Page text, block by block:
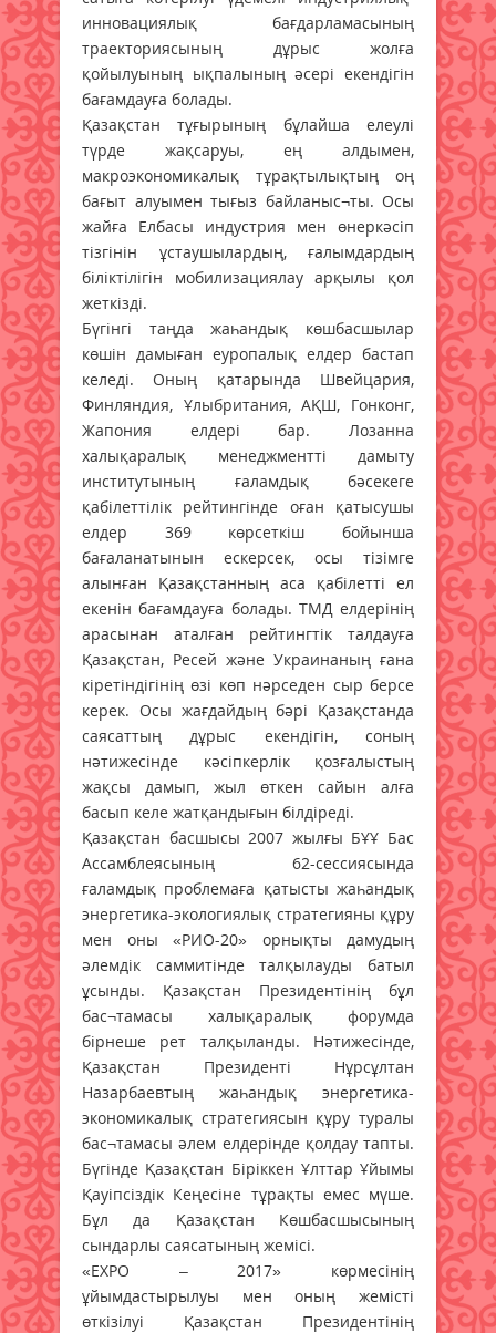
инновациялық бағдарламасының
траекториясының дұрыс жолға
қойылуының ықпалының әсері екендігін
бағамдауға болады.
Қазақстан тұғырының бұлайша елеулі
түрде жақсаруы, ең алдымен,
макроэкономикалық тұрақтылықтың оң
бағыт алуымен тығыз байланыс¬ты. Осы
жайға Елбасы индустрия мен өнеркәсіп
тізгінін ұстаушылардың, ғалымдардың
біліктілігін мобилизациялау арқылы қол
жеткізді.
Бүгінгі таңда жаһандық көшбасшылар
көшін дамыған еуропалық елдер бастап
келеді. Оның қатарында Швейцария,
Финляндия, Ұлыбритания, АҚШ, Гонконг,
Жапония елдері бар. Лозанна
халықаралық менеджментті дамыту
институтының ғаламдық бәсекеге
қабілеттілік рейтингінде оған қатысушы
елдер 369 көрсеткіш бойынша
бағаланатынын ескерсек, осы тізімге
алынған Қазақстанның аса қабілетті ел
екенін бағамдауға болады. ТМД елдерінің
арасынан аталған рейтингтік талдауға
Қазақстан, Ресей және Украинаның ғана
кіретіндігінің өзі көп нәрседен сыр берсе
керек. Осы жағдайдың бәрі Қазақстанда
саясаттың дұрыс екендігін, соның
нәтижесінде кәсіпкерлік қозғалыстың
жақсы дамып, жыл өткен сайын алға
басып келе жатқандығын білдіреді.
Қазақстан басшысы 2007 жылғы БҰҰ Бас
Ассамблеясының 62-сессиясында
ғаламдық проблемаға қатысты жаһандық
энергетика-экологиялық стратегияны құру
мен оны «РИО-20» орнықты дамудың
әлемдік саммитінде талқылауды батыл
ұсынды. Қазақстан Президентінің бұл
бас¬тамасы халықаралық форумда
бірнеше рет талқыланды. Нәтижесінде,
Қазақстан Президенті Нұрсұлтан
Назарбаевтың жаһандық энергетика-
экономикалық стратегиясын құру туралы
бас¬тамасы әлем елдерінде қолдау тапты.
Бүгінде Қазақстан Біріккен Ұлттар Ұйымы
Қауіпсіздік Кеңесіне тұрақты емес мүше.
Бұл да Қазақстан Көшбасшысының
сындарлы саясатының жемісі.
«ЕХРО – 2017» көрмесінің
ұйымдастырылуы мен оның жемісті
өткізілуі Қазақстан Президентінің